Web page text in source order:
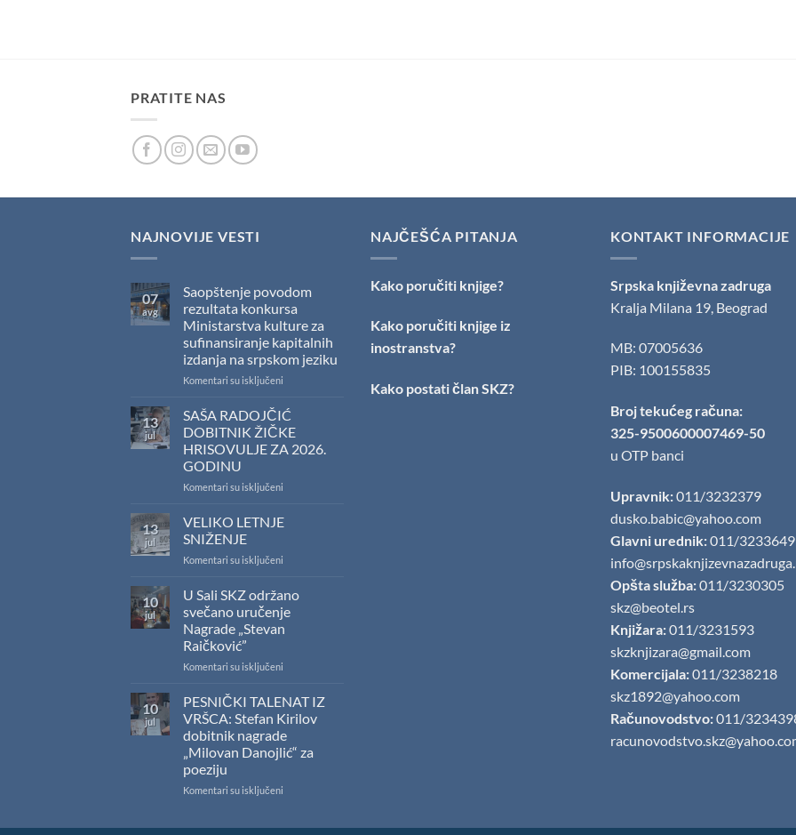
PRATITE NAS
NAJNOVIJE VESTI
07
avg
Saopštenje povodom
rezultata konkursa
Ministarstva kulture za
sufinansiranje kapitalnih
izdanja na srpskom jeziku
Komentari su isključeni
povodom
rezultata
konkursa
Ministarstva
izdanja
13
jul
SAŠA RADOJČIĆ
DOBITNIK ŽIČKE
HRISOVULJE ZA 2026.
GODINU
Komentari su isključeni
RADOJČIĆ
DOBITNIK
2026.
13
jul
VELIKO LETNJE
SNIŽENJE
Komentari su isključeni
SNIŽENJE
10
jul
U Sali SKZ održano
svečano uručenje
Nagrade „Stevan
Raičković”
Komentari su isključeni
Sali
SKZ
održano
svečano
uručenje
10
jul
PESNIČKI TALENAT IZ
VRŠCA: Stefan Kirilov
dobitnik nagrade
„Milovan Danojlić“ za
poeziju
Komentari su isključeni
NAJČEŠĆA PITANJA
Kako poručiti knjige?
Kako poručiti knjige iz
inostranstva?
Kako postati član SKZ?
KONTAKT INFORMACIJE
Srpska književna zadruga
Kralja Milana 19, Beograd
MB: 07005636
PIB: 100155835
Broj tekućeg računa:
325-9500600007469-50
u OTP banci
Upravnik:011/3232379
dusko.babic@yahoo.com
Glavni urednik:011/3233649
Opšta služba:011/3230305
skz@beotel.rs
Knjižara:011/3231593
skzknjizara@gmail.com
Komercijala:011/3238218
skz1892@yahoo.com
Računovodstvo:011/